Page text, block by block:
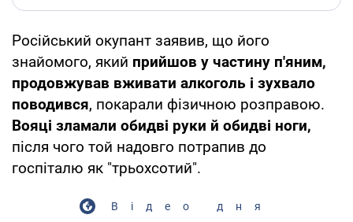
Російський окупант заявив, що його
знайомого, який прийшов у частину п'яним,
продовжував вживати алкоголь і зухвало
поводився, покарали фізичною розправою.
Вояці зламали обидві руки й обидві ноги,
після чого той надовго потрапив до
госпіталю як "трьохсотий".
Відео дня